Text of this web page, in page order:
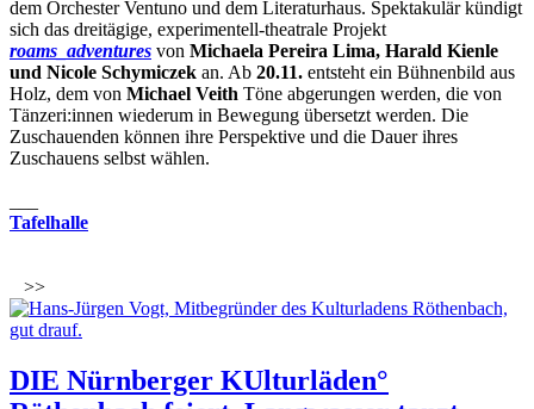
dem Orchester Ventuno und dem Literaturhaus. Spektakulär kündigt
sich das dreitägige, experimentell-theatrale Projekt
roams_adventures von Michaela Pereira Lima, Harald Kienle
und Nicole Schymiczek an. Ab 20.11. entsteht ein Bühnenbild aus
Holz, dem von Michael Veith Töne abgerungen werden, die von
Tänzeri:innen wiederum in Bewegung übersetzt werden. Die
Zuschauenden können ihre Perspektive und die Dauer ihres
Zuschauens selbst wählen.
Tafelhalle
>>
DIE Nürnberger KUlturläden°